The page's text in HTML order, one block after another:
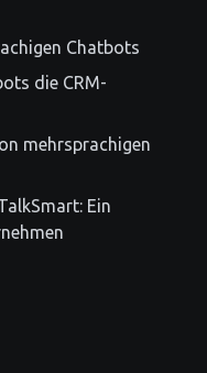
Chatbots
die CRM-
mehrsprachigen
Ein